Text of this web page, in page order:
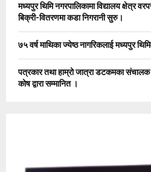
मध्यपुर थिमि नगरपालिकामा विद्यालय क्षेत्र
बिक्री-वितरणमा कडा निगरानी सुरु।
७५ वर्ष माथिका ज्येष्ठ नागरिकलाई मध्यपुर
पत्रकार तथा हाम्रो जात्रा डटकमका संचालक
कोष द्वारा सम्मानित ।